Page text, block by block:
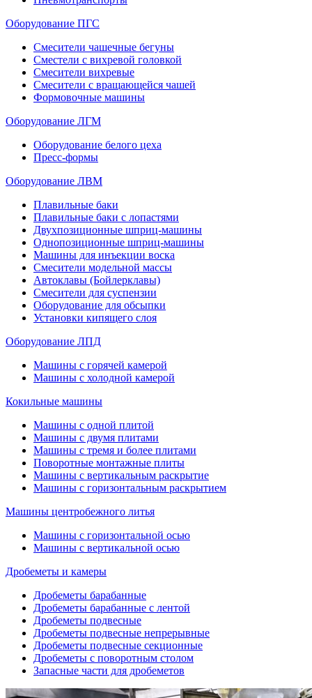
Оборудование ПГС
Смесители чашечные бегуны
Сместели с вихревой головкой
Смесители вихревые
Смесители с вращающейся чашей
Формовочные машины
Оборудование ЛГМ
Оборудование белого цеха
Пресс-формы
Оборудование ЛВМ
Плавильные баки
Плавильные баки с лопастями
Двухпозиционные шприц-машины
Однопозиционные шприц-машины
Машины для инъекции воска
Смесители модельной массы
Автоклавы (Бойлерклавы)
Смесители для суспензии
Оборудование для обсыпки
Установки кипящего слоя
Оборудование ЛПД
Машины с горячей камерой
Машины с холодной камерой
Кокильные машины
Машины с одной плитой
Машины с двумя плитами
Машины с тремя и более плитами
Поворотные монтажные плиты
Машины с вертикальным раскрытие
Машины с горизонтальным раскрытием
Машины центробежного литья
Машины с горизонтальной осью
Машины с вертикальной осью
Дробеметы и камеры
Дробеметы барабанные
Дробеметы барабанные с лентой
Дробеметы подвесные
Дробеметы подвесные непрерывные
Дробеметы подвесные секционные
Дробеметы с поворотным столом
Запасные части для дробеметов